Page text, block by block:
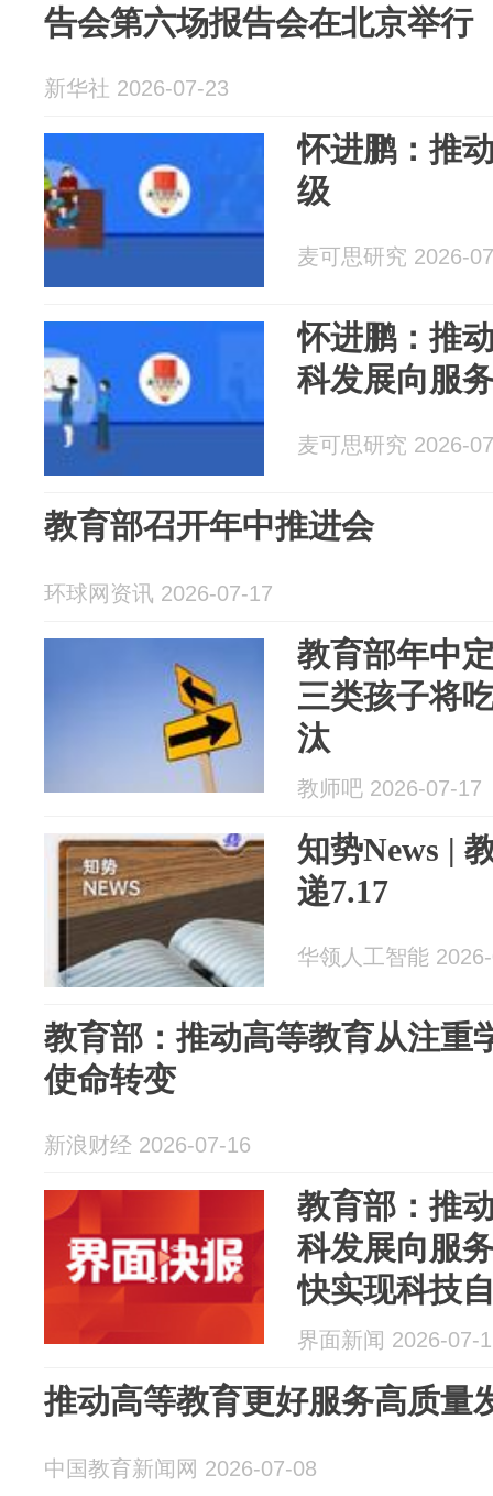
告会第六场报告会在北京举行
新华社 2026-07-23
怀进鹏：推
级
麦可思研究 2026-
怀进鹏：推
科发展向服
麦可思研究 2026-
教育部召开年中推进会
环球网资讯 2026-07-17
教育部年中
三类孩子将
汰
教师吧 2026-07-17
知势News |
递7.17
华领人工智能
教育部：推动高等教育从注重
使命转变
新浪财经 2026-07-16
教育部：推
科发展向服
快实现科技
培养
界面新闻 2026-07-
推动高等教育更好服务高质量
中国教育新闻网 2026-07-08